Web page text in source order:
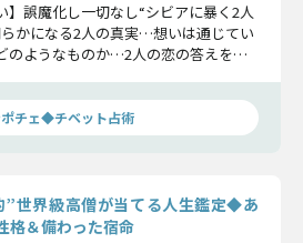
】誤魔化し一切なし“シビアに暴く2人
かになる2人の真実…想いは通じてい
のようなものか…2人の恋の答えをお
ポチェ◆チベット占術
”世界級高僧が当てる人生鑑定◆あ
格＆備わった宿命